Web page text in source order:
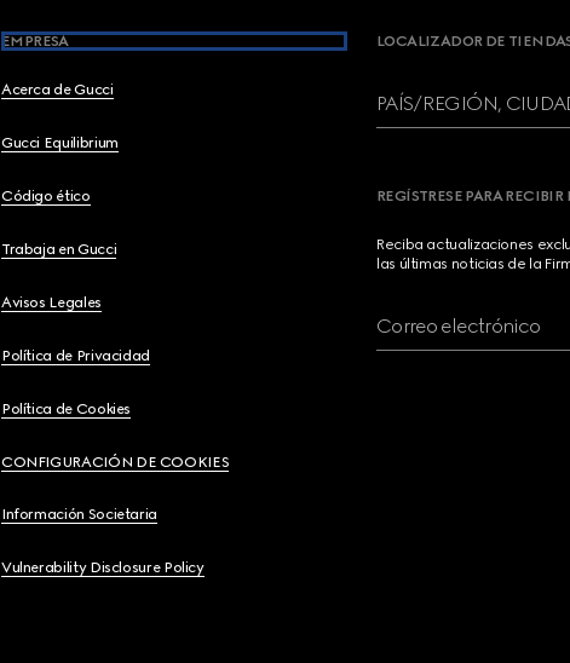
EMPRESA
Acerca de Gucci
Gucci Equilibrium
Código ético
Trabaja en Gucci
Avisos Legales
Política de Privacidad
Política de Cookies
CONFIGURACIÓN DE COOKIES
Información Societaria
Vulnerability Disclosure Policy
LOCALIZADOR DE
PAÍS/REGIÓN,
REGÍSTRESE PARA
Reciba actualizaciones
las últimas noticias de la
Correo electrónico